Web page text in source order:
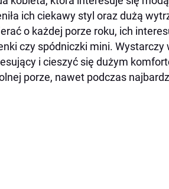
ich ciekawy styl oraz dużą
o każdej porze roku, ich
czy spódniczki mini.
i cieszyć się dużym
porze, nawet podczas